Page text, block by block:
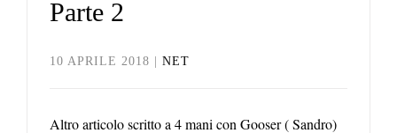
Parte 2
10 APRILE 2018 NET
Altro articolo scritto a 4 mani con Gooser ( Sandro)